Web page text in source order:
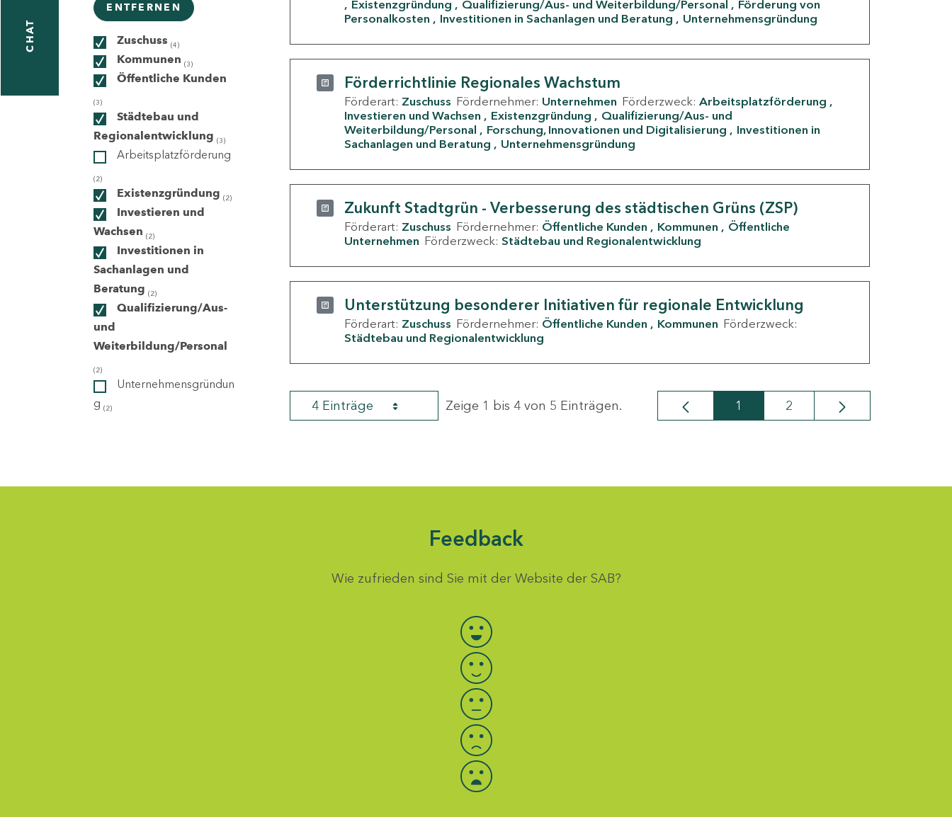
CHAT
ENTFERNEN
Zuschuss (4)
Kommunen (3)
Öffentliche Kunden
(3)
Städtebau und
Regionalentwicklung (3)
Arbeitsplatzförderung
(2)
Existenzgründung (2)
Investieren und
Wachsen (2)
Investitionen in
Sachanlagen und
Beratung (2)
Qualifizierung/Aus-
und
Weiterbildung/Personal
(2)
Unternehmensgründun
g (2)
Existenzgründung
Qualifizierung/Aus- und Weiterbildung/Personal
Förderung von
Personalkosten
Investitionen in Sachanlagen und Beratung Unternehmensgründung
Förderrichtlinie Regionales Wachstum
Förderart: Zuschuss Fördernehmer: Unternehmen Förderzweck: Arbeitsplatzförderung
Investieren und Wachsen
Existenzgründung
Qualifizierung/Aus- und
Weiterbildung/Personal
Forschung, Innovationen und Digitalisierung
Investitionen in
Sachanlagen und Beratung
Unternehmensgründung
Zukunft Stadtgrün - Verbesserung des städtischen Grüns (ZSP)
Förderart: Zuschuss Fördernehmer: Öffentliche Kunden Kommunen
Öffentliche
Unternehmen Förderzweck: Städtebau und Regionalentwicklung
Unterstützung besonderer Initiativen für regionale Entwicklung
Förderart: Zuschuss Fördernehmer: Öffentliche Kunden Kommunen Förderzweck:
Städtebau und Regionalentwicklung
4 Einträge Zeige 1 bis 4 von 5 Einträgen. Seite
1 Seite
2
Feedback
Wie zufrieden sind Sie mit der Website der SAB?
Bewertung auswählen